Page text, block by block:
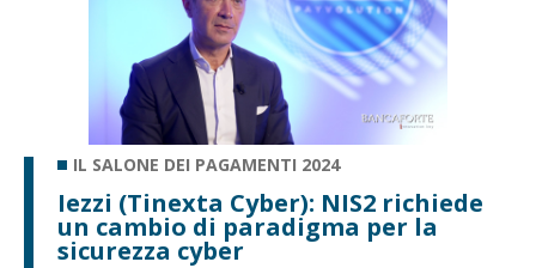
IL SALONE DEI PAGAMENTI 2024
Iezzi (Tinexta Cyber): NIS2 richiede
un cambio di paradigma per la
sicurezza cyber